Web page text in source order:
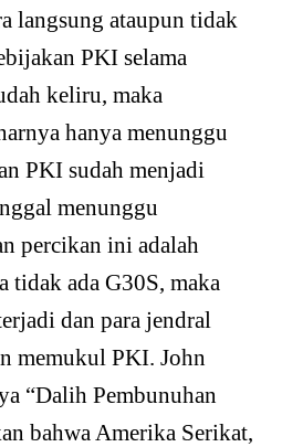
langsung ataupun tidak
PKI selama
keliru, maka
hanya menunggu
PKI sudah menjadi
menunggu
percikan ini adalah
tidak ada G30S, maka
dan para jendral
memukul PKI. John
“Dalih Pembunuhan
bahwa Amerika Serikat,